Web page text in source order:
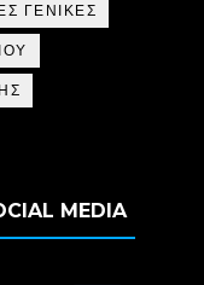
ΓΕΝΙΚΕΣ
MEDIA